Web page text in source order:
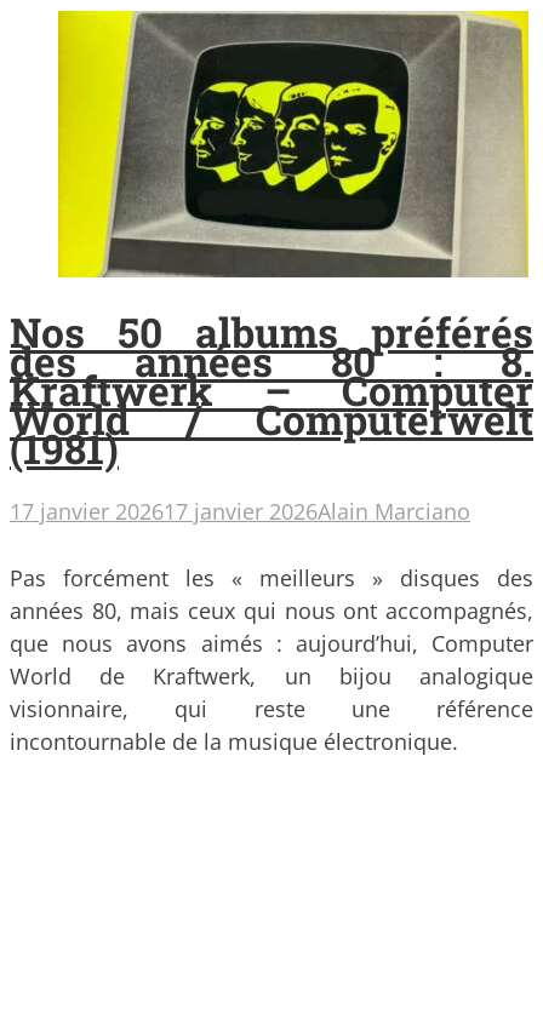
Nos 50 albums préférés
des années 80 : 8.
Kraftwerk – Computer
World / Computerwelt
(1981)
17 janvier 202617 janvier 2026Alain Marciano
Pas forcément les « meilleurs » disques des
années 80, mais ceux qui nous ont accompagnés,
que nous avons aimés : aujourd’hui, Computer
World de Kraftwerk, un bijou analogique
visionnaire, qui reste une référence
incontournable de la musique électronique.